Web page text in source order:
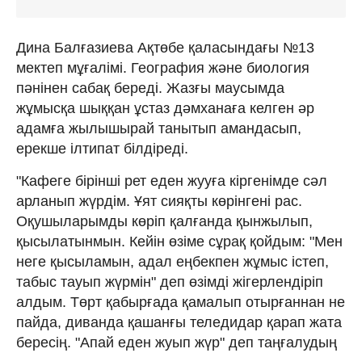
Дина Балғазиева Ақтөбе қаласындағы №13
мектеп мұғалімі. География және биология
пәнінен сабақ береді. Жазғы маусымда
жұмысқа шыққан ұстаз дәмханаға келген әр
адамға жылышырай танытып амандасып,
ерекше ілтипат білдіреді.
"Кафеге бірінші рет еден жууға кіргенімде сәл
арланып жүрдім. Ұят сияқты көрінгені рас.
Оқушыларымды көріп қалғанда қынжылып,
қысылатынмын. Кейін өзіме сұрақ қойдым: "Мен
неге қысыламын, адал еңбекпен жұмыс істеп,
табыс тауып жүрмін" деп өзімді жігерлендіріп
алдым. Төрт қабырғада қамалып отырғаннан не
пайда, диванда қашанғы теледидар қарап жата
бересің. "Апай еден жуып жүр" деп таңғалудың